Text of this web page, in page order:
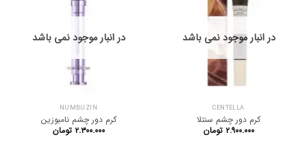
در انبار موجود نمی باشد
CENTELLA
کرم دور چشم سنتلا
۲.۹۰۰.۰۰۰ تومان
در انبار موجود نمی باشد
NUMBUZIN
کرم دور چشم نامبوزین
۲.۳۰۰.۰۰۰ تومان